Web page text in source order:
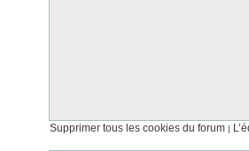
Supprimer tous les cookies du forum |